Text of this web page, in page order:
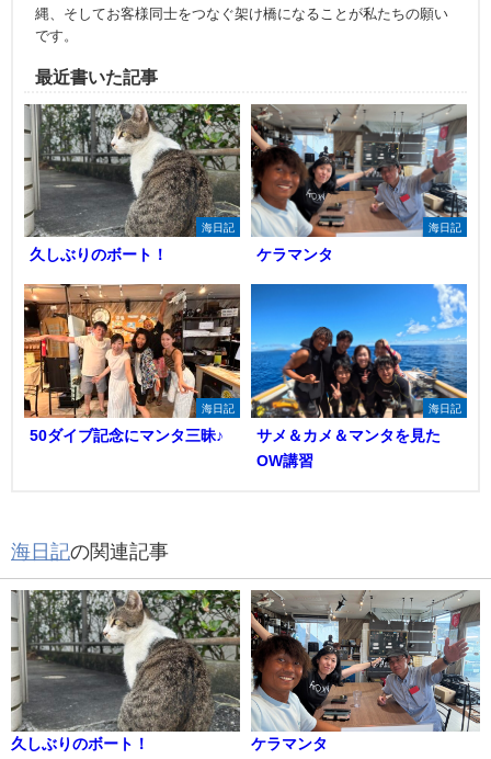
縄、そしてお客様同士をつなぐ架け橋になることが私たちの願い
です。
最近書いた記事
海日記
久しぶりのボート！
海日記
ケラマンタ
海日記
50ダイブ記念にマンタ三昧♪
海日記
サメ＆カメ＆マンタを見た
OW講習
海日記の関連記事
久しぶりのボート！ ケラマンタ